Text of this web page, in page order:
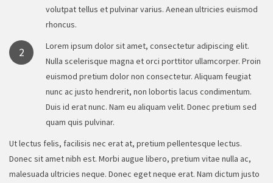
volutpat tellus et pulvinar varius. Aenean ultricies euismod
rhoncus.
2
Lorem ipsum dolor sit amet, consectetur adipiscing elit.
Nulla scelerisque magna et orci porttitor ullamcorper. Proin
euismod pretium dolor non consectetur. Aliquam feugiat
nunc ac justo hendrerit, non lobortis lacus condimentum.
Duis id erat nunc. Nam eu aliquam velit. Donec pretium sed
quam quis pulvinar.
Ut lectus felis, facilisis nec erat at, pretium pellentesque lectus.
Donec sit amet nibh est. Morbi augue libero, pretium vitae nulla ac,
malesuada ultricies neque. Donec eget neque erat. Nam dictum justo